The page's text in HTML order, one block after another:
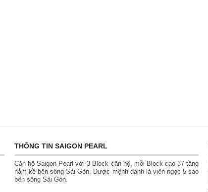
THÔNG TIN SAIGON PEARL
Căn hộ Saigon Pearl với 3 Block căn hộ, mỗi Block cao 37 tầng
nằm kề bên sông Sài Gòn. Được mệnh danh là viên ngọc 5 sao
bên sông Sài Gòn.